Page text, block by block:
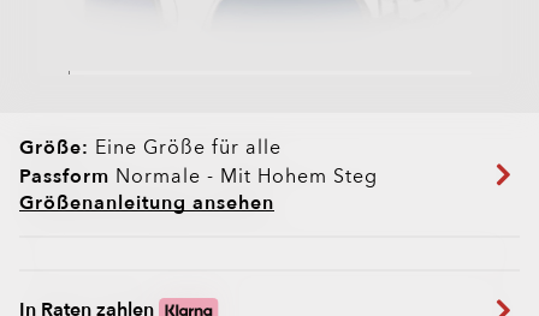
Größe: Eine Größe für alle
Passform Normale - Mit Hohem Steg
Größenanleitung ansehen
In Raten zahlen